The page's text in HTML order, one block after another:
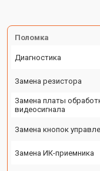
Поломка
Диагностика
Замена резистора
Замена платы
видеосигнала
Замена кнопок
Замена ИК-приемника